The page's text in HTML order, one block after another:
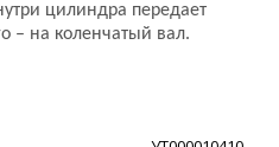
цилиндра передает
– на коленчатый вал.